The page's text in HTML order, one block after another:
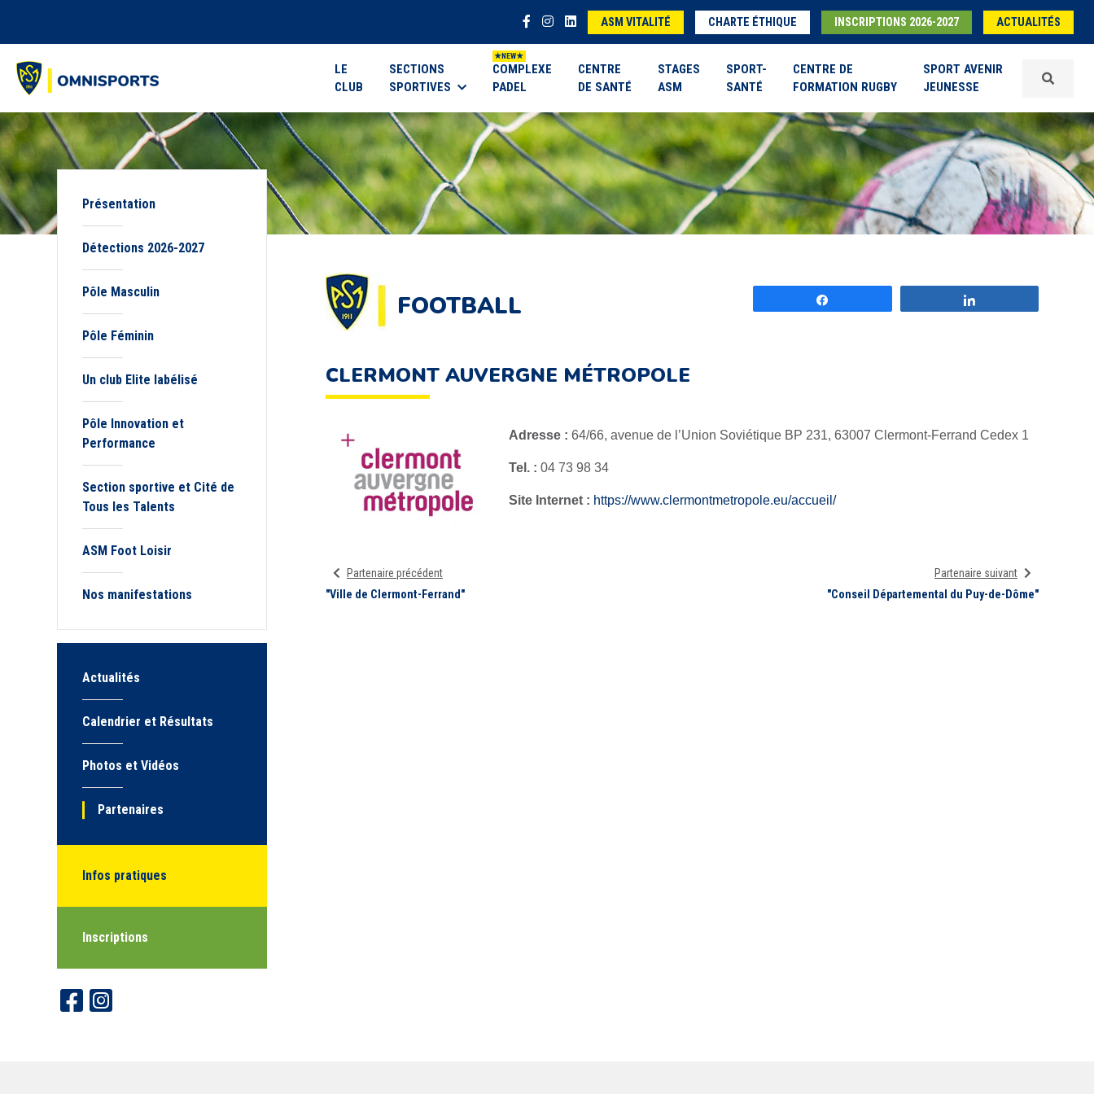
ASM VITALITÉ CHARTE ÉTHIQUE INSCRIPTIONS 2026-2027 ACTUALITÉS
LE
CLUB
SECTIONS
SPORTIVES
COMPLEXE
PADEL
CENTRE
DE SANTÉ
STAGES
ASM
SPORT-
SANTÉ
CENTRE DE
FORMATION RUGBY
SPORT AVENIR
JEUNESSE
Présentation
Détections 2026-2027
Pôle Masculin
Pôle Féminin
Un club Elite labélisé
Pôle Innovation et
Performance
Section sportive et Cité de
Tous les Talents
ASM Foot Loisir
Nos manifestations
Actualités
Calendrier et Résultats
Photos et Vidéos
Partenaires
Infos pratiques
Inscriptions
FOOTBALL
CLERMONT AUVERGNE MÉTROPOLE
Adresse : 64/66, avenue de l’Union Soviétique BP 231, 63007 Clermont-Ferrand Cedex 1
Tel. : 04 73 98 34
Site Internet : https://www.clermontmetropole.eu/accueil/
Partenaire précédent
"Ville de Clermont-Ferrand"
Partenaire suivant
"Conseil Départemental du Puy-de-Dôme"